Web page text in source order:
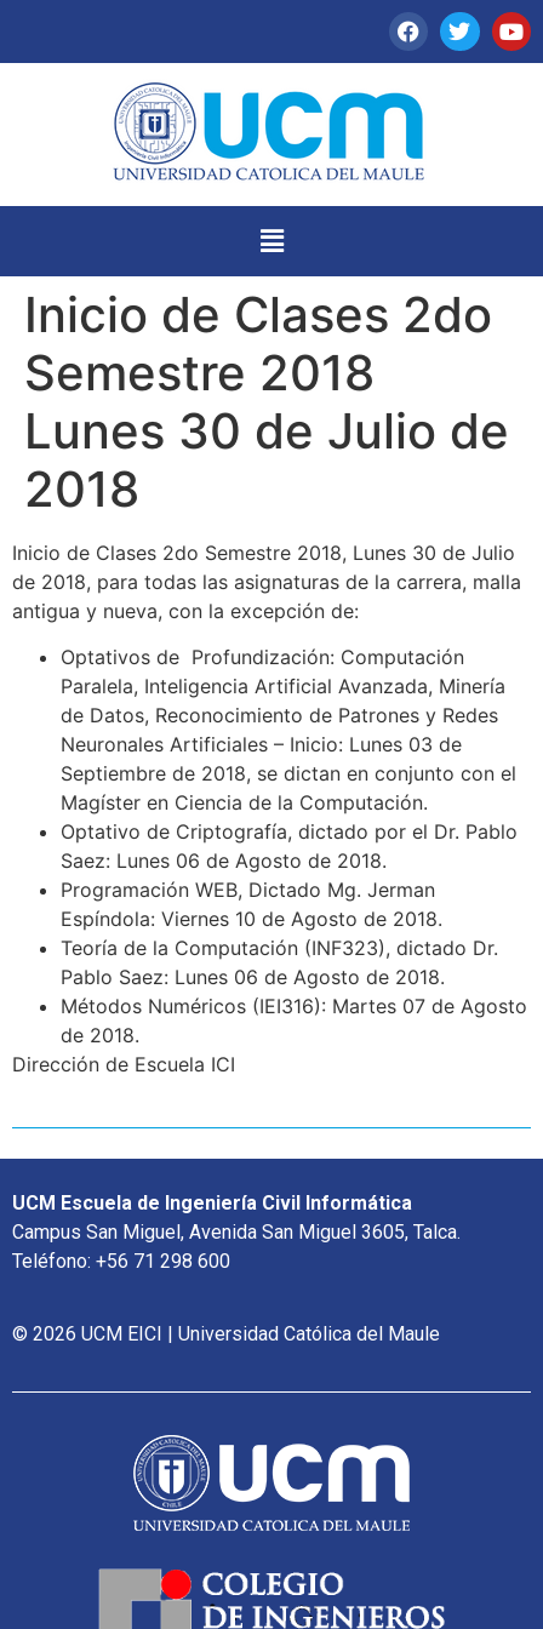
Inicio de Clases 2do
Semestre 2018
Lunes 30 de Julio de
2018
Inicio de Clases 2do Semestre 2018, Lunes 30 de Julio
de 2018, para todas las asignaturas de la carrera, malla
antigua y nueva, con la excepción de:
Optativos de Profundización: Computación
Paralela, Inteligencia Artificial Avanzada, Minería
de Datos, Reconocimiento de Patrones y Redes
Neuronales Artificiales – Inicio: Lunes 03 de
Septiembre de 2018, se dictan en conjunto con el
Magíster en Ciencia de la Computación.
Optativo de Criptografía, dictado por el Dr. Pablo
Saez: Lunes 06 de Agosto de 2018.
Programación WEB, Dictado Mg. Jerman
Espíndola: Viernes 10 de Agosto de 2018.
Teoría de la Computación (INF323), dictado Dr.
Pablo Saez: Lunes 06 de Agosto de 2018.
Métodos Numéricos (IEI316): Martes 07 de Agosto
de 2018.
Dirección de Escuela ICI
UCM Escuela de Ingeniería Civil Informática
Campus San Miguel, Avenida San Miguel 3605, Talca.
Teléfono: +56 71 298 600
© 2026 UCM EICI | Universidad Católica del Maule